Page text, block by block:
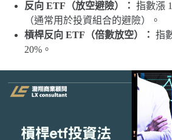
反向 ETF（放空避險）： 指數漲
（通常用於投資組合的避險）。
槓桿反向 ETF（倍數放空）： 指
20%。